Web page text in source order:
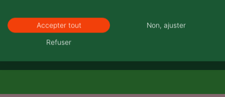
Accepter tout Non, ajuster
Refuser